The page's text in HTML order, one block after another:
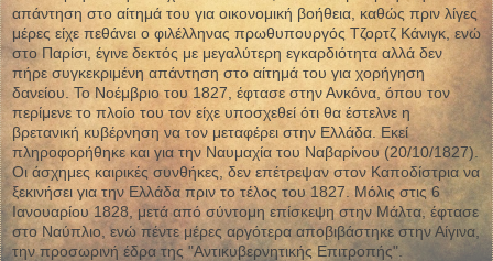
απάντηση στο αίτημά του για οικονομική βοήθεια, καθώς πριν λίγες
μέρες είχε πεθάνει ο φιλέλληνας πρωθυπουργός Τζορτζ Κάνιγκ, ενώ
στο Παρίσι, έγινε δεκτός με μεγαλύτερη εγκαρδιότητα αλλά δεν
πήρε συγκεκριμένη απάντηση στο αίτημά του για χορήγηση
δανείου. Το Νοέμβριο του 1827, έφτασε στην Ανκόνα, όπου τον
περίμενε το πλοίο του τον είχε υποσχεθεί ότι θα έστελνε η
βρετανική κυβέρνηση να τον μεταφέρει στην Ελλάδα. Εκεί
πληροφορήθηκε και για την Ναυμαχία του Ναβαρίνου (20/10/1827).
Οι άσχημες καιρικές συνθήκες, δεν επέτρεψαν στον Καποδίστρια να
ξεκινήσει για την Ελλάδα πριν το τέλος του 1827. Μόλις στις 6
Ιανουαρίου 1828, μετά από σύντομη επίσκεψη στην Μάλτα, έφτασε
στο Ναύπλιο, ενώ πέντε μέρες αργότερα αποβιβάστηκε στην Αίγινα,
την προσωρινή έδρα της "Αντικυβερνητικής Επιτροπής".